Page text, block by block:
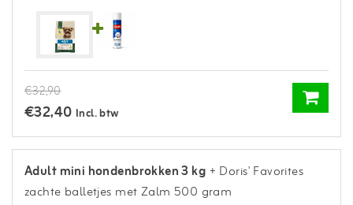
€32,90
€32,40 Incl. btw
Adult mini hondenbrokken 3 kg+ Doris' Favorites
zachte balletjes met Zalm 500 gram